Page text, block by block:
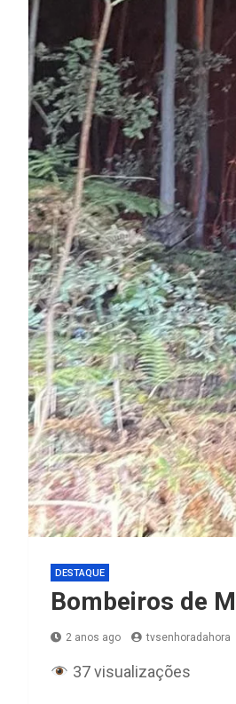
DESTAQUE
Bombeiros de
2 anos ago tvsenhoradahora
37 visualizações